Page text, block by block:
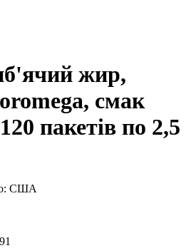
жир,
смак
пакетів по 2,5
США